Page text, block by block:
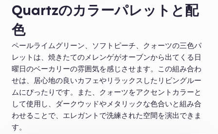
Quartzのカラーパレットと配
色
ペールライムグリーン、ソフトピーチ、クォーツの三色パ
レットは、焼きたてのメレンゲがオーブンから出てくる日
曜日のベーカリーの雰囲気を感じさせます。この組み合わ
せは、居心地の良いカフェやリラックスしたリビングルー
ムにぴったりです。また、クォーツをアクセントカラーと
して使用し、ダークウッドやメタリックな色合いと組み合
わせることで、エレガントで洗練された空間を演出できま
す。